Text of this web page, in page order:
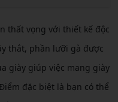
thất vọng với thiết kế độc
thắt, phần lưỡi gà được
giày giúp việc mang giày
đặc biệt là bạn có thể